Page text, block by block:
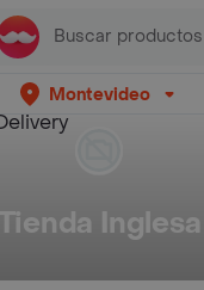
Montevideo
Tienda Inglesa